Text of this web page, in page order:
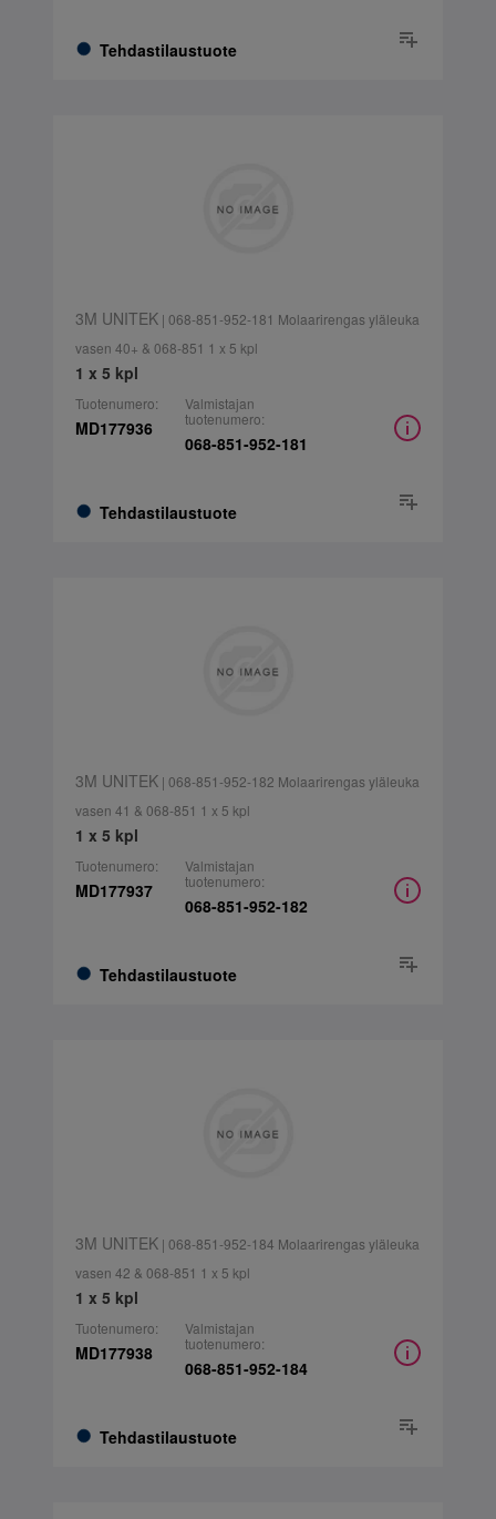
Tehdastilaustuote
3M UNITEK| 068-851-952-181 Molaarirengas yläleuka
vasen 40+ & 068-851 1 x 5 kpl
1 x 5 kpl
Tuotenumero:
MD177936
Tehdastilaustuote
Valmistajan
tuotenumero:
068-851-952-181
3M UNITEK| 068-851-952-182 Molaarirengas yläleuka
vasen 41 & 068-851 1 x 5 kpl
1 x 5 kpl
Tuotenumero:
MD177937
Tehdastilaustuote
Valmistajan
tuotenumero:
068-851-952-182
3M UNITEK| 068-851-952-184 Molaarirengas yläleuka
vasen 42 & 068-851 1 x 5 kpl
1 x 5 kpl
Tuotenumero:
MD177938
Tehdastilaustuote
Valmistajan
tuotenumero:
068-851-952-184